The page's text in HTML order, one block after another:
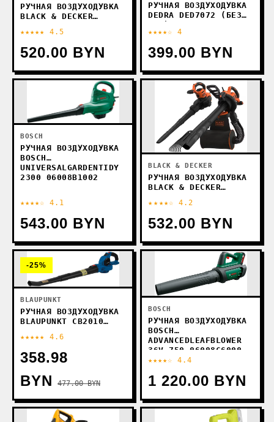
РУЧНАЯ ВОЗДУХОДУВКА
BLACK & DECKER
★★★★★ 4.5
520.00 BYN
РУЧНАЯ ВОЗДУХОДУВКА
DEDRA DED7072 (БЕЗ
★★★★☆ 4
399.00 BYN
BOSCH
РУЧНАЯ ВОЗДУХОДУВКА
BOSCH
UNIVERSALGARDENTIDY
2300 06008B1002
★★★★☆ 4.1
543.00 BYN
BLACK & DECKER
РУЧНАЯ ВОЗДУХОДУВКА
BLACK & DECKER
★★★★☆ 4.2
532.00 BYN
-25%
BLAUPUNKT
РУЧНАЯ ВОЗДУХОДУВКА
BLAUPUNKT CB2010
★★★★★ 4.6
358.98
BYN
477.00 BYN
BOSCH
РУЧНАЯ ВОЗДУХОДУВКА
BOSCH
ADVANCEDLEAFBLOWER
36V-750 06008C6000
(С 1-ИМ АКБ)
★★★★☆ 4.4
1 220.00 BYN